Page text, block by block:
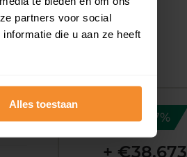
partners voor social
die u aan ze heeft
Alles toestaan
10,7%
+ €38.673